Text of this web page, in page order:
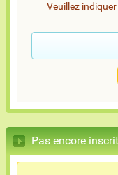
Veuillez
Pas encore